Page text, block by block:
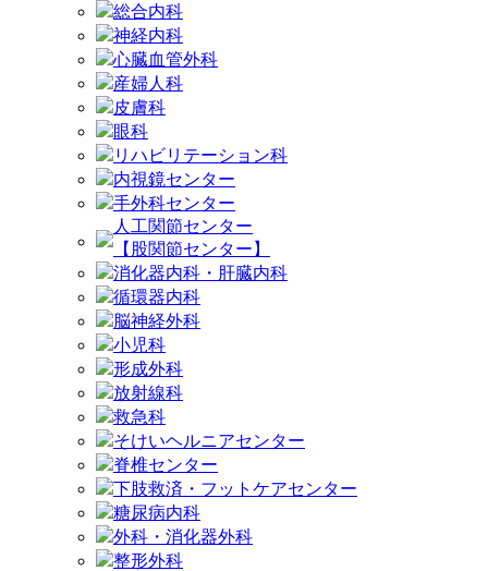
総合内科
神経内科
心臓血管外科
産婦人科
皮膚科
眼科
リハビリテーション科
内視鏡センター
手外科センター
人工関節センター
【股関節センター】
消化器内科・肝臓内科
循環器内科
脳神経外科
小児科
形成外科
放射線科
救急科
そけいヘルニアセンター
脊椎センター
下肢救済・フットケアセンター
糖尿病内科
外科・消化器外科
整形外科